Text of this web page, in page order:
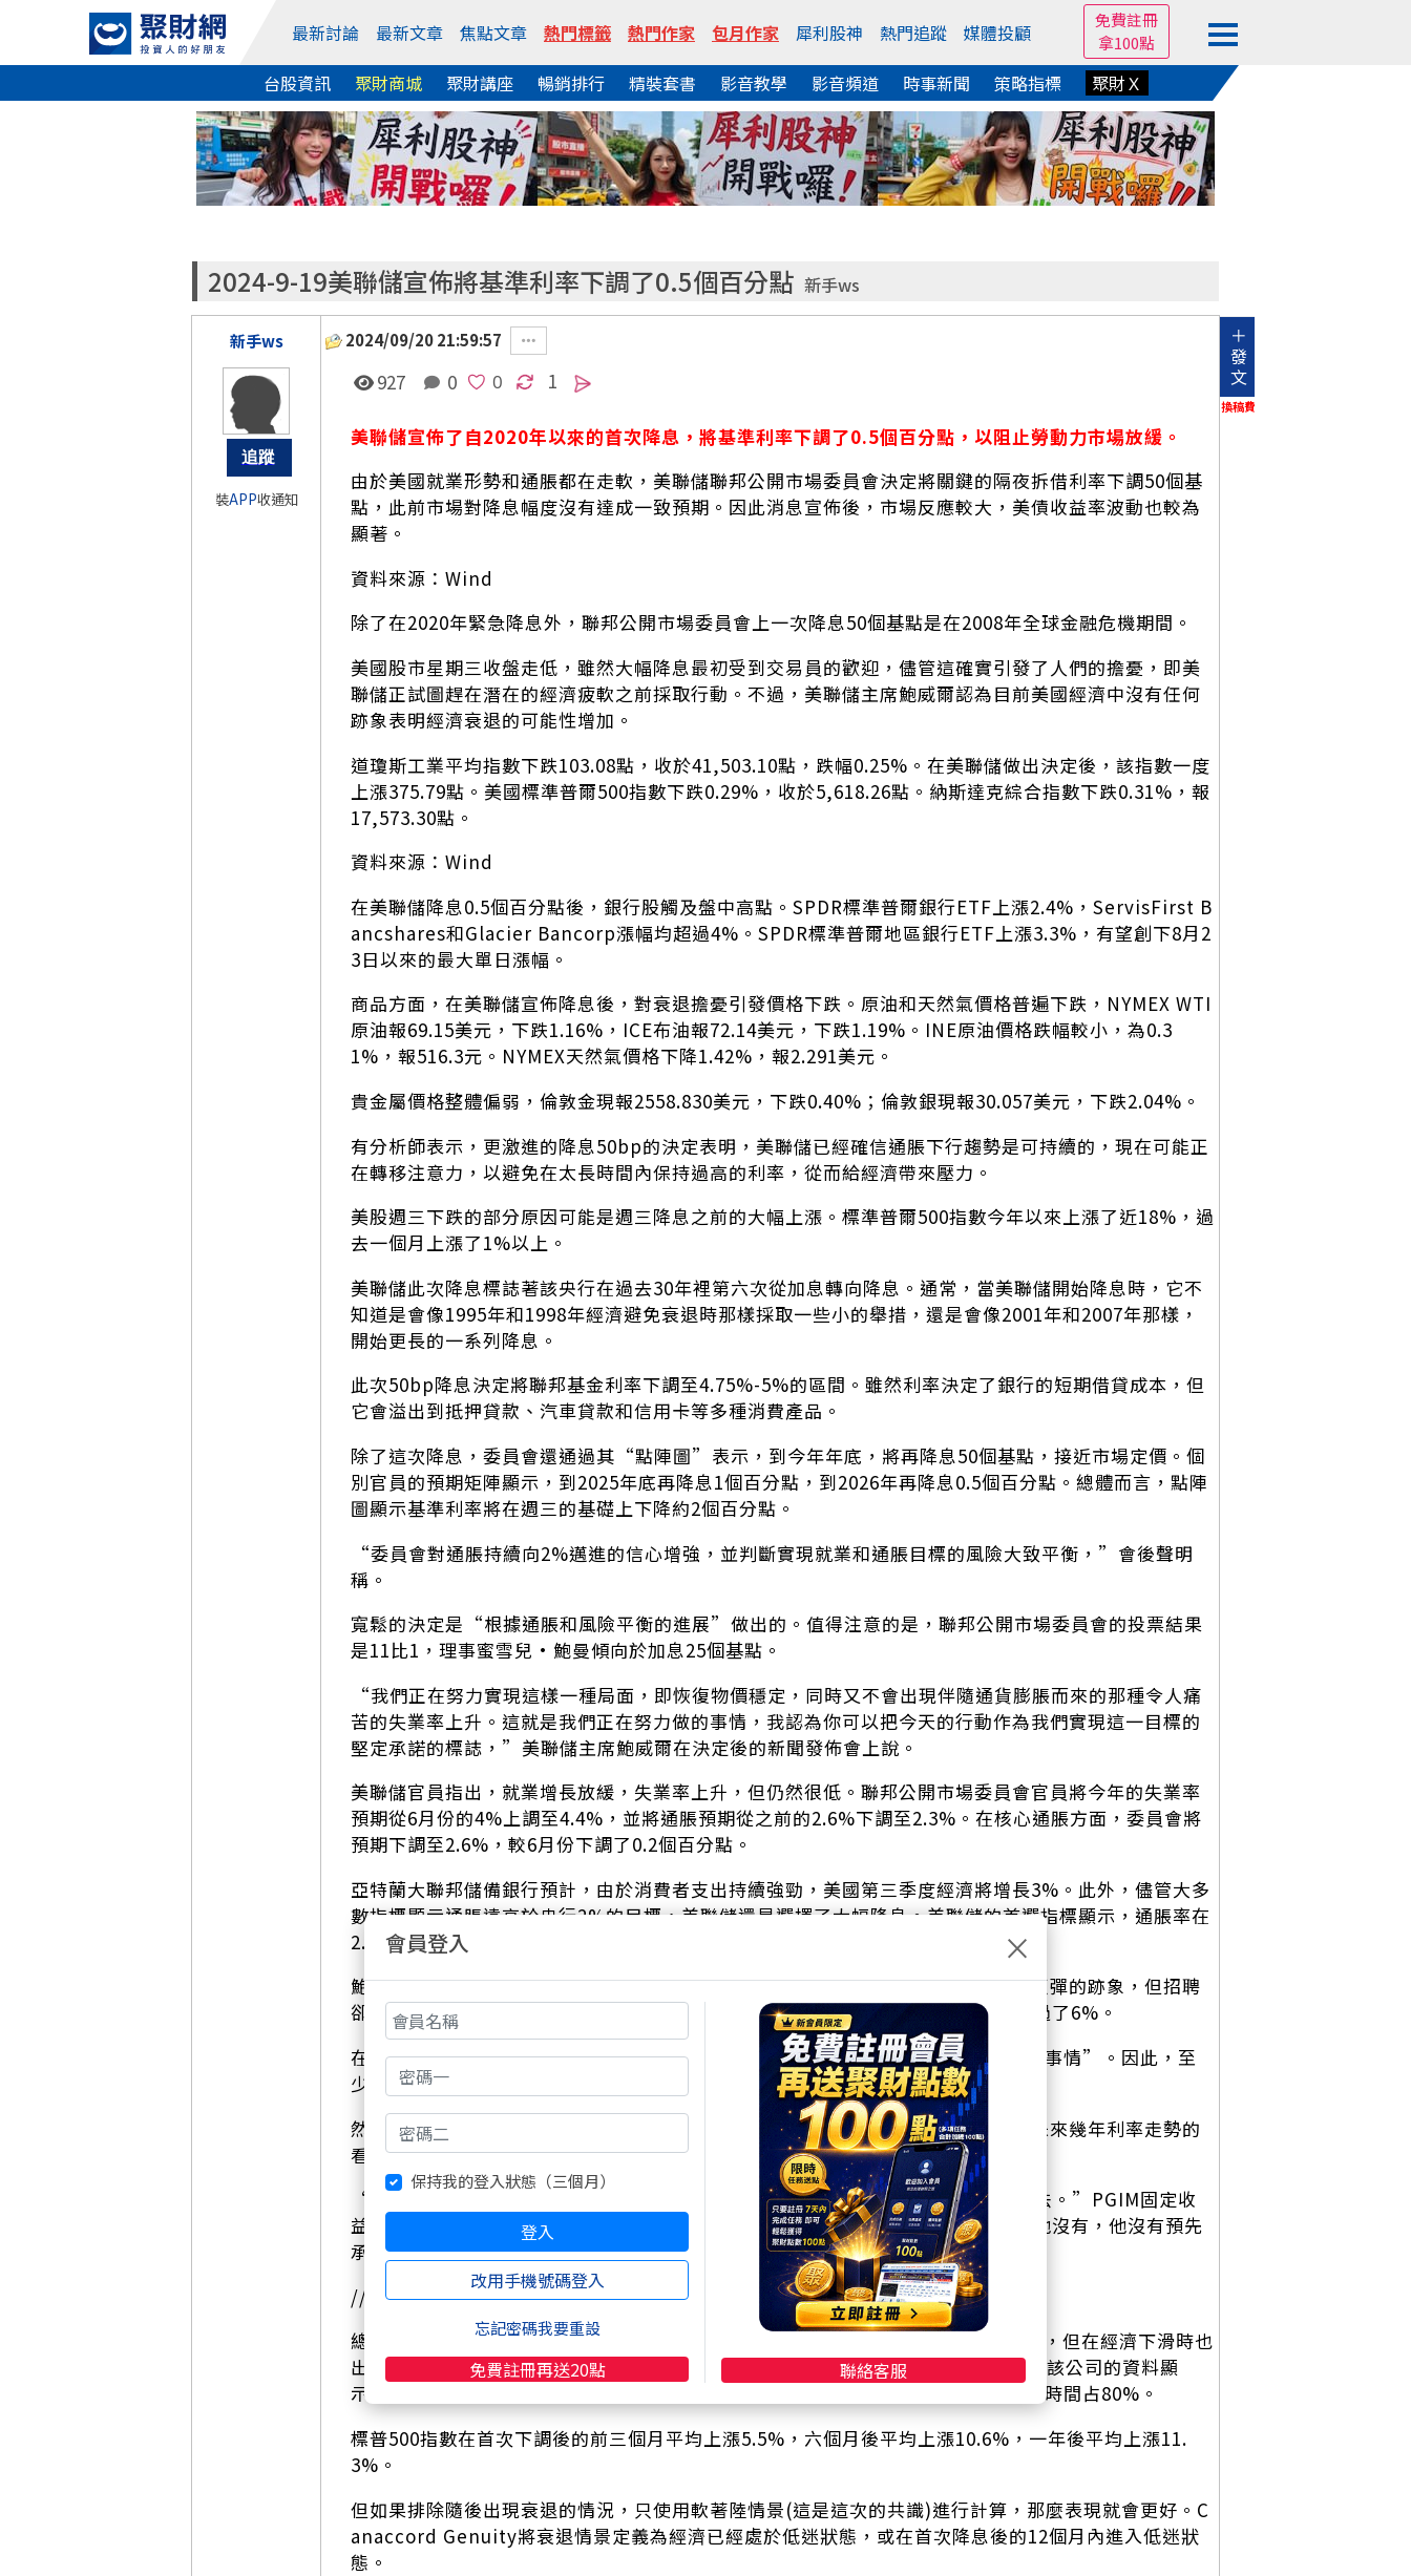
最新討論 最新文章 焦點文章 熱門標籤 熱門作家 包月作家 犀利股神 熱門追蹤 媒體投顧
免費註冊
拿100點
台股資訊 聚財商城 聚財講座 暢銷排行 精裝套書 影音教學 影音頻道 時事新聞 策略指標 聚財Ｘ
2024-9-19美聯儲宣佈將基準利率下調了0.5個百分點 新手ws
新手ws
裝APP收通知
2024/09/20 21:59:57
＋
發
文
換稿費
927 0 1
美聯儲宣佈了自2020年以來的首次降息，將基準利率下調了0.5個百分點，以阻止勞動力市場放緩。
由於美國就業形勢和通脹都在走軟，美聯儲聯邦公開市場委員會決定將關鍵的隔夜拆借利率下調50個基
點，此前市場對降息幅度沒有達成一致預期。因此消息宣佈後，市場反應較大，美債收益率波動也較為
顯著。
資料來源：Wind
除了在2020年緊急降息外，聯邦公開市場委員會上一次降息50個基點是在2008年全球金融危機期間。
美國股市星期三收盤走低，雖然大幅降息最初受到交易員的歡迎，儘管這確實引發了人們的擔憂，即美
聯儲正試圖趕在潛在的經濟疲軟之前採取行動。不過，美聯儲主席鮑威爾認為目前美國經濟中沒有任何
跡象表明經濟衰退的可能性增加。
道瓊斯工業平均指數下跌103.08點，收於41,503.10點，跌幅0.25%。在美聯儲做出決定後，該指數一度
上漲375.79點。美國標準普爾500指數下跌0.29%，收於5,618.26點。納斯達克綜合指數下跌0.31%，報
17,573.30點。
資料來源：Wind
在美聯儲降息0.5個百分點後，銀行股觸及盤中高點。SPDR標準普爾銀行ETF上漲2.4%，ServisFirst B
ancshares和Glacier Bancorp漲幅均超過4%。SPDR標準普爾地區銀行ETF上漲3.3%，有望創下8月2
3日以來的最大單日漲幅。
商品方面，在美聯儲宣佈降息後，對衰退擔憂引發價格下跌。原油和天然氣價格普遍下跌，NYMEX WTI
原油報69.15美元，下跌1.16%，ICE布油報72.14美元，下跌1.19%。INE原油價格跌幅較小，為0.3
1%，報516.3元。NYMEX天然氣價格下降1.42%，報2.291美元。
貴金屬價格整體偏弱，倫敦金現報2558.830美元，下跌0.40%；倫敦銀現報30.057美元，下跌2.04%。
有分析師表示，更激進的降息50bp的決定表明，美聯儲已經確信通脹下行趨勢是可持續的，現在可能正
在轉移注意力，以避免在太長時間內保持過高的利率，從而給經濟帶來壓力。
美股週三下跌的部分原因可能是週三降息之前的大幅上漲。標準普爾500指數今年以來上漲了近18%，過
去一個月上漲了1%以上。
美聯儲此次降息標誌著該央行在過去30年裡第六次從加息轉向降息。通常，當美聯儲開始降息時，它不
知道是會像1995年和1998年經濟避免衰退時那樣採取一些小的舉措，還是會像2001年和2007年那樣，
開始更長的一系列降息。
此次50bp降息決定將聯邦基金利率下調至4.75%-5%的區間。雖然利率決定了銀行的短期借貸成本，但
它會溢出到抵押貸款、汽車貸款和信用卡等多種消費產品。
除了這次降息，委員會還通過其“點陣圖”表示，到今年年底，將再降息50個基點，接近市場定價。個
別官員的預期矩陣顯示，到2025年底再降息1個百分點，到2026年再降息0.5個百分點。總體而言，點陣
圖顯示基準利率將在週三的基礎上下降約2個百分點。
“委員會對通脹持續向2%邁進的信心增強，並判斷實現就業和通脹目標的風險大致平衡，”會後聲明
稱。
寬鬆的決定是“根據通脹和風險平衡的進展”做出的。值得注意的是，聯邦公開市場委員會的投票結果
是11比1，理事蜜雪兒·鮑曼傾向於加息25個基點。
“我們正在努力實現這樣一種局面，即恢復物價穩定，同時又不會出現伴隨通貨膨脹而來的那種令人痛
苦的失業率上升。這就是我們正在努力做的事情，我認為你可以把今天的行動作為我們實現這一目標的
堅定承諾的標誌，”美聯儲主席鮑威爾在決定後的新聞發佈會上說。
美聯儲官員指出，就業增長放緩，失業率上升，但仍然很低。聯邦公開市場委員會官員將今年的失業率
預期從6月份的4%上調至4.4%，並將通脹預期從之前的2.6%下調至2.3%。在核心通脹方面，委員會將
預期下調至2.6%，較6月份下調了0.2個百分點。
亞特蘭大聯邦儲備銀行預計，由於消費者支出持續強勁，美國第三季度經濟將增長3%。此外，儘管大多
數指標顯示通脹遠高於央行2%的目標，美聯儲還是選擇了大幅降息。美聯儲的首選指標顯示，通脹率在
2.5%左右，遠低於峰值，但仍高於政策制定者的預期。
鮑威爾和其他政策制定者最近幾天表達了對勞動力市場的擔憂。雖然裁員幾乎沒有反彈的跡象，但招聘
卻明顯放緩。事實上，上一次月度招聘率如此之低(占勞動力的3.5%)時，失業率超過了6%。
在7月會議後的新聞發佈會上，鮑威爾曾表示，降息50個基點“不是我們現在考慮的事情”。因此，至
少就目前而言，此舉有助於平息一場關於美聯儲最初的舉措應該有多大力度的爭論。
然而，這為未來的問題埋下了伏筆，即央行在停止降息之前應該走多遠。委員們對未來幾年利率走勢的
看法存在很大分歧。
“這不是連續降息50個基點的開始，我認為鮑威爾在某種程度上確實粉碎了這種想法。”PGIM固定收
益公司首席美國經濟學家湯姆·波切利說。“這並不是說他認為這不會發生，而是他沒有，他沒有預先
承諾這會發生。這是正確的選擇。”
// 市場在降息後表現 //
總體而言，在所有週期中，標準普爾500指數在第一次降息後的表現基本上是積極的，但在經濟下滑時也
出現了一些例外。Canaccord Genuity研究了自1970年以來的最近10次寬鬆週期，該公司的資料顯
示，總體而言，三個月和六個月後，標普500指數上漲的時間占70%，一年後上漲的時間占80%。
標普500指數在首次下調後的前三個月平均上漲5.5%，六個月後平均上漲10.6%，一年後平均上漲11.
3%。
但如果排除隨後出現衰退的情況，只使用軟著陸情景(這是這次的共識)進行計算，那麼表現就會更好。C
anaccord Genuity將衰退情景定義為經濟已經處於低迷狀態，或在首次降息後的12個月內進入低迷狀
態。
會員登入 ×
保持我的登入狀態（三個月）
登入
改用手機號碼登入
忘記密碼我要重設
免費註冊再送20點 聯絡客服